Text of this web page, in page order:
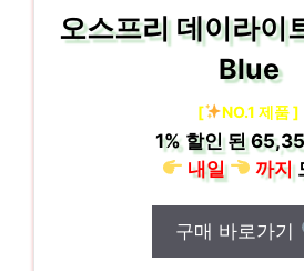
오스프리 데이라이
Blue
[ NO.1 제품 ]
1% 할인 된
내일
까지
구매 바로가기